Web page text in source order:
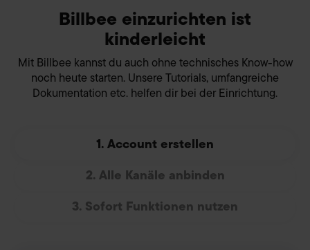
Billbee einzurichten ist
kinderleicht
Mit Billbee kannst du auch ohne technisches Know-how
noch heute starten. Unsere Tutorials, umfangreiche
Dokumentation etc. helfen dir bei der Einrichtung.
1. Account erstellen
2. Alle Kanäle anbinden
3. Sofort Funktionen nutzen